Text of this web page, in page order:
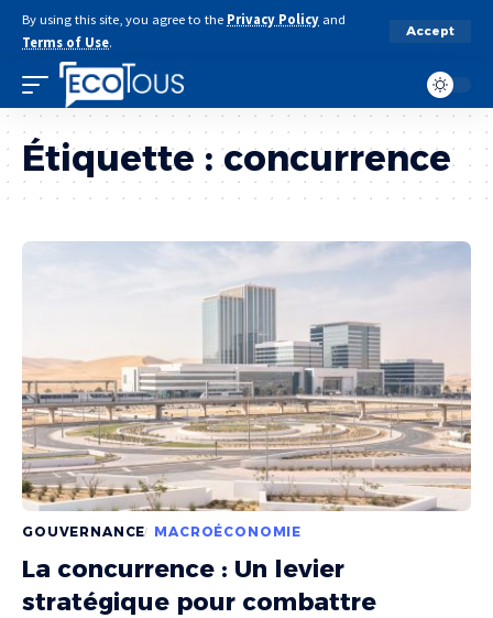
By using this site, you agree to the Privacy Policy and
Terms of Use.
Accept
Étiquette :concurrence
GOUVERNANCE MACROÉCONOMIE
La concurrence : Un levier
stratégique pour combattre